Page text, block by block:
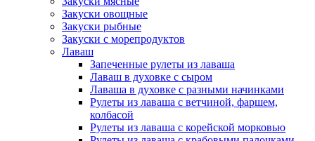
Закуски овощные
Закуски рыбные
Закуски с морепродуктов
Лаваш
Запеченные рулеты из лаваша
Лаваш в духовке с сыром
Лаваша в духовке с разными начинками
Рулеты из лаваша с ветчиной, фаршем,
колбасой
Рулеты из лаваша с корейской морковью